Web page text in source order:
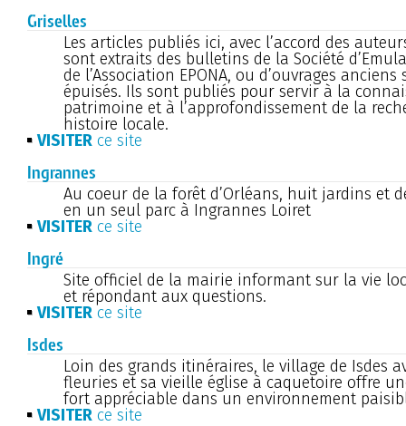
Griselles
Les articles publiés ici, avec l’accord des
sont extraits des bulletins de la Société
de l’Association EPONA, ou d’ouvrages anciens
épuisés. Ils sont publiés pour servir à la
patrimoine et à l’approfondissement de la
histoire locale.
VISITER ce site
Ingrannes
Au coeur de la forêt d’Orléans, huit jardins et
en un seul parc à Ingrannes Loiret
VISITER ce site
Ingré
Site officiel de la mairie informant sur la vie
et répondant aux questions.
VISITER ce site
Isdes
Loin des grands itinéraires, le village de Isdes
fleuries et sa vieille église à caquetoire offre
fort appréciable dans un environnement
VISITER ce site